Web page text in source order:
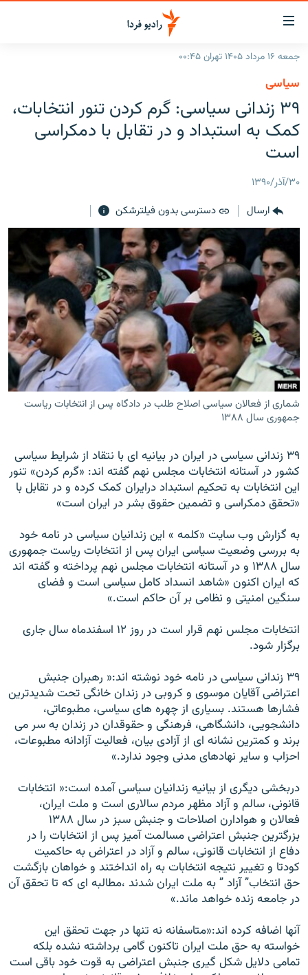
لینک‌های
قابلیت
دسترسی
بازگشت
منوی
اصلی
رفتن
صفحه
ایران
جهان
رادیو
گزارش‌های تصویری
گزارش‌های ویدئویی
زنان فردا
English
به ما بپیوندید
زبان‌های دیگر
جمعه ۱۶ مرداد ۱۴۰۵ تهران ۰۰:۴۵
سیاسی
۳۹ زندانی سياسی: گرم کردن تنور انتخابات،
کمک به استبداد و در تقابل با دمکراسی
است
۳۰/آذر/۱۳۹۰
ارسال
دسترسی بدون فیلترشکن
شماری از فعالان سیاسی اصلاح طلب در دادگاه پس از انتخابات رياست
جمهوری سال ۱۳۸۸
۳۹ زندانی سياسی در ايران در بیانیه ای با نتقاد از شرايط سياسی
کشور در آستانه انتخابات مجلس نهم گفته اند: «گرم کردن» تنور
اين انتخابات به تحکيم استبداد درايران کمک کرده و در تقابل با
«تحقق دمکراسی و تضمين حقوق بشر در ايران است»
به گزارش وب سايت «کلمه » اين زندانيان سياسی در نامه خود
به بررسی وضعيت سياسی ايران پس از انتخابات رياست جمهوری
سال ۱۳۸۸ و در آستانه انتخابات مجلس نهم پرداخته و گفته اند
که ايران اکنون «شاهد انسداد کامل سياسی است و فضای
سنگين امنيتی و نظامی بر آن حاکم است.»
انتخابات مجلس نهم قرار است در روز ۱۲ اسفندماه سال جاری
برگزار شود.
۳۹ زندانی سياسی در نامه خود نوشته اند:« رهبران جنبش
اعتراضی آقايان موسوی و کروبی در زندان خانگی تحت شديدترين
فشارها هستند. بسياری از چهره های سياسی، مطبوعاتی،
دانشجويی، دانشگاهی، فرهنگی و حقوقدان در زندان به سر می
برند و کمترين نشانه ای از آزادی بيان، فعاليت آزادانه مطبوعات،
احزاب و ساير نهادهای مدنی وجود ندارد.»
دربخشی ديگری از بيانيه زندانيان سياسی آمده است:« انتخابات
قانونی، سالم و آزاد مظهر مردم سالاری است و ملت ايران،
فعالان و هوادارن اصلاحات و جنبش سبز در سال ۱۳۸۸
بزرگترين جنبش اعتراضی مسالمت آميز پس از انتخابات را در
دفاع از انتخابات قانونی، سالم و آزاد در اعتراض به حاکميت
کودتا و تغيير نتيجه انتخابات به راه انداختند و خواهان بازگشت
حق انتخاب” آزاد ” به ملت ايران شدند ،مطالبه ای که تا تحقق آن
در جامعه زنده خواهد ماند.»
آنها اضافه کرده اند:«متاسفانه نه تنها در جهت تحقق اين
خواسته به حق ملت ايران تاکنون گامی برداشته نشده بلکه
تمامی دلايل شکل گيری جنبش اعتراضی به قوت خود باقی است